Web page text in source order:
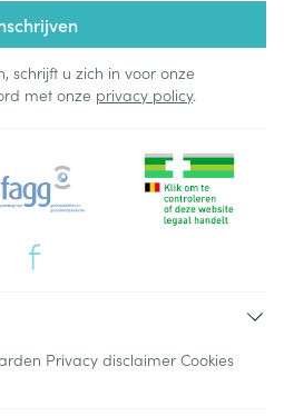
schrijft u zich in voor onze
met onze privacy policy.
Privacy disclaimer Cookies